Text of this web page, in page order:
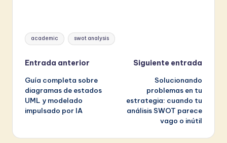
Etiquetas:
academic swot analysis
Navegación
de
entradas
Entrada anterior
Guía completa sobre
diagramas de estados
UML y modelado
impulsado por IA
Siguiente entrada
Solucionando
problemas en tu
estrategia: cuando tu
análisis SWOT parece
vago o inútil